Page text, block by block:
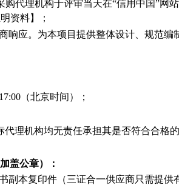
代理机构于评审当天在“信用中国”网站
资料】；
应。为本项目提供整体设计、规范编
（北京时间）；
理机构均无责任承担其是否符合合格
盖公章）：
本复印件（三证合一供应商只需提供